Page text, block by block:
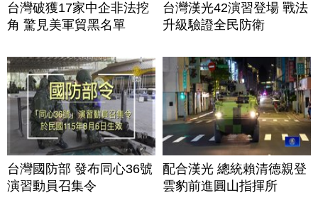
台灣破獲17家中企非法挖
角 驚見美軍貿黑名單
台灣漢光42演習登場 戰法
升級驗證全民防衛
台灣國防部 發布同心36號
演習動員召集令
配合漢光 總統賴清德親登
雲豹前進圓山指揮所